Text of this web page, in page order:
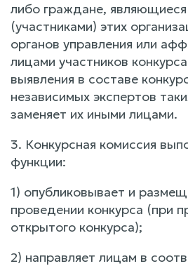
либо граждане,
(участниками) этих
органов управления или
лицами участников
выявления в составе
независимых экспертов
заменяет их иными лицами.
3. Конкурсная комиссия
функции:
1) опубликовывает и
проведении конкурса (при
открытого конкурса);
2) направляет лицам в